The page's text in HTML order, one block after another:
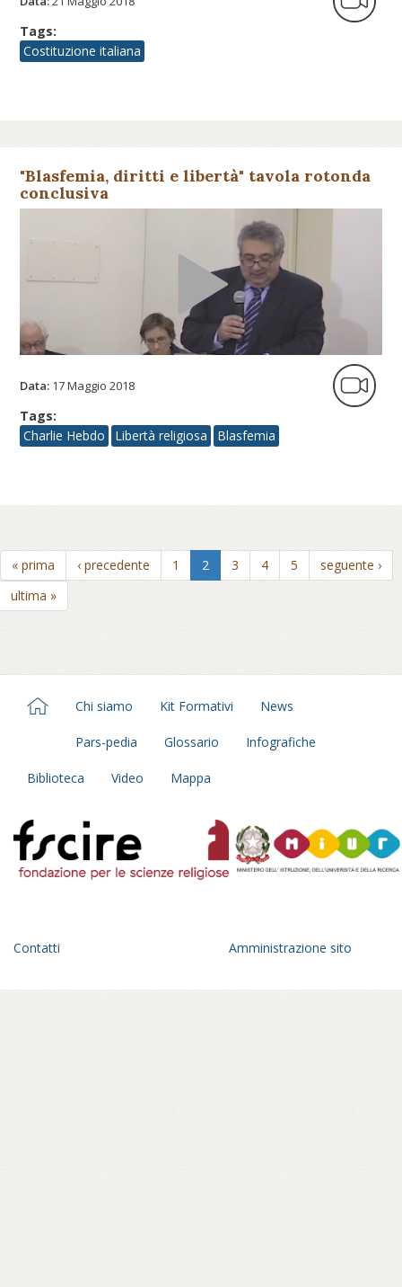
Tags:
Costituzione italiana
"Blasfemia, diritti e libertà" tavola rotonda
conclusiva
Data: 17 Maggio 2018
Tags:
Charlie Hebdo
Libertà religiosa Blasfemia
« prima ‹ precedente 1 2 3 4 5
seguente ›
ultima »
Chi siamo Kit Formativi News
Pars-pedia Glossario Infografiche
Biblioteca Video Mappa
Contatti Amministrazione sito